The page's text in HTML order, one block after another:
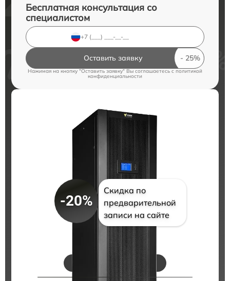
Бесплатная консультация со
специалистом
Оставить заявку
Нажимая на кнопку "Оставить заявку" Вы соглашаетесь cполитикой
конфиденциальности
-20%
Скидка по
предварительной
записи на сайте
Цены на ремонт